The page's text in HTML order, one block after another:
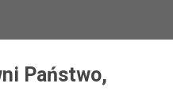
Państwo,